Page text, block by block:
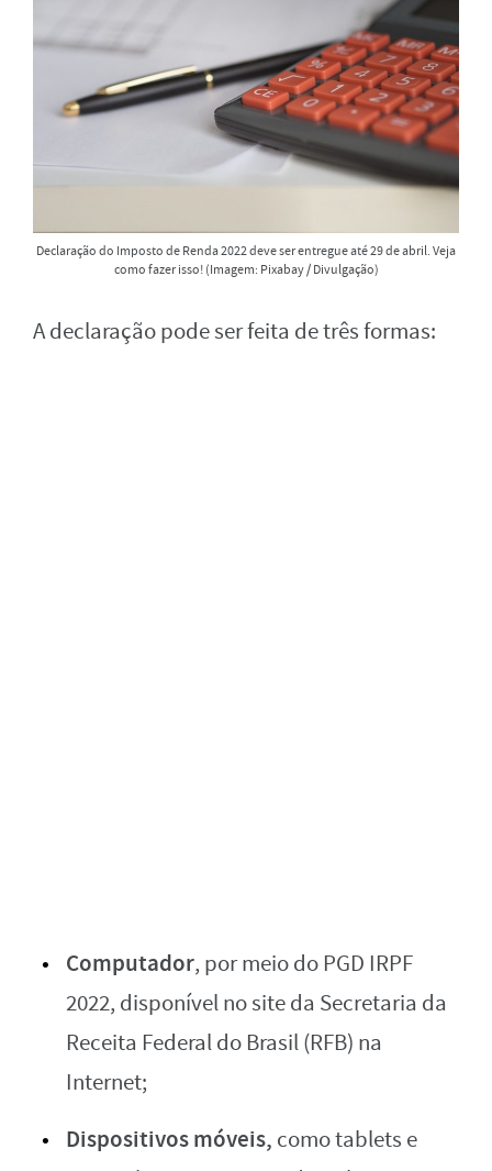
Declaração do Imposto de Renda 2022 deve ser entregue até 29 de abril. Veja
como fazer isso! (Imagem: Pixabay / Divulgação)
A declaração pode ser feita de três formas:
Computador, por meio do PGD IRPF
2022, disponível no site da Secretaria da
Receita Federal do Brasil (RFB) na
Internet;
Dispositivos móveis, como tablets e